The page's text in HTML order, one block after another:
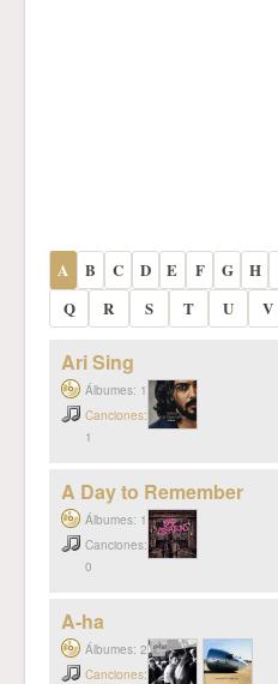
A B C D E F G H
Q
R S T U V
Ari Sing
Álbumes: 1
Canciones:
1
A Day to Remember
Álbumes: 1
Canciones:
0
A-ha
Álbumes: 2
Canciones: